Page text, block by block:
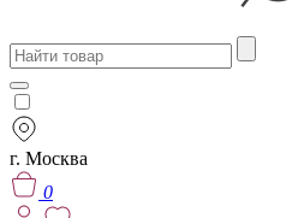
г. Москва
0